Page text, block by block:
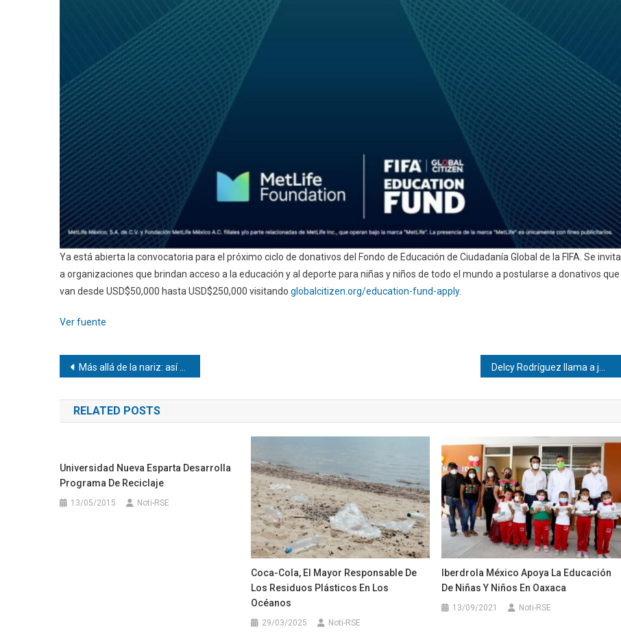
Ya está abierta la convocatoria para el próximo ciclo de donativos del Fondo de Educación de Ciudadanía Global de la FIFA. Se invita
a organizaciones que brindan acceso a la educación y al deporte para niñas y niños de todo el mundo a postularse a donativos que
van desde USD$50,000 hasta USD$250,000 visitando globalcitizen.org/education-fund-apply.
Ver fuente
Navegación
de
entradas
Más allá de la nariz: así afecta la alergia de la primavera a oídos y garganta
RELATED POSTS
Universidad Nueva Esparta Desarrolla
Programa De Reciclaje
13/05/2015 Noti-RSE
Coca-Cola, El Mayor Responsable De
Los Residuos Plásticos En Los
Océanos
29/03/2025 Noti-RSE
Iberdrola México Apoya La Educación
De Niñas Y Niños En Oaxaca
13/09/2021 Noti-RSE